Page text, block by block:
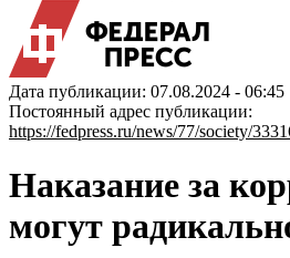
Дата публикации: 07.08.2024 - 06:45
Постоянный адрес публикации:
https://fedpress.ru/news/77/society/
Наказание за
могут